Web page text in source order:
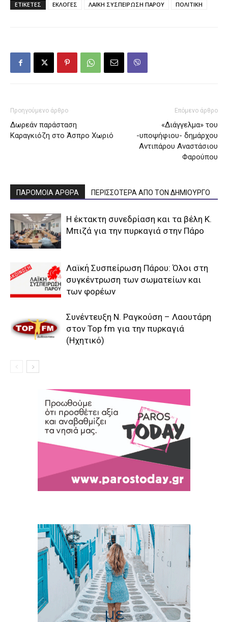
ΕΤΙΚΕΤΕΣ ΕΚΛΟΓΕΣ ΛΑΪΚΗ ΣΥΣΠΕΙΡΩΣΗ ΠΑΡΟΥ ΠΟΛΙΤΙΚΗ
Προηγούμενο άρθρο
Δωρεάν παράσταση
Καραγκιόζη στο Άσπρο Χωριό
Επόμενο άρθρο
«Διάγγελμα» του
-υποψήφιου- δημάρχου
Αντιπάρου Αναστάσιου
Φαρούπου
ΠΑΡΟΜΟΙΑ ΑΡΘΡΑ ΠΕΡΙΣΣΟΤΕΡΑ ΑΠΟ ΤΟΝ ΔΗΜΙΟΥΡΓΟ
Η έκτακτη συνεδρίαση και τα βέλη Κ.
Μπιζά για την πυρκαγιά στην Πάρο
Λαϊκή Συσπείρωση Πάρου: Όλοι στη
συγκέντρωση των σωματείων και
των φορέων
Συνέντευξη Ν. Ραγκούση – Λαουτάρη
στον Top fm για την πυρκαγιά
(Ηχητικό)